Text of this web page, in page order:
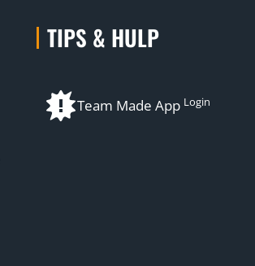
TIPS & HULP
Team Made App Login